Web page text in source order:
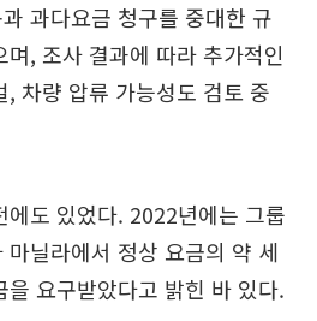
과다요금 청구를 중대한 규
, 조사 결과에 따라 추가적인
차량 압류 가능성도 검토 중
에도 있었다. 2022년에는 그룹
닐라에서 정상 요금의 약 세
요구받았다고 밝힌 바 있다.